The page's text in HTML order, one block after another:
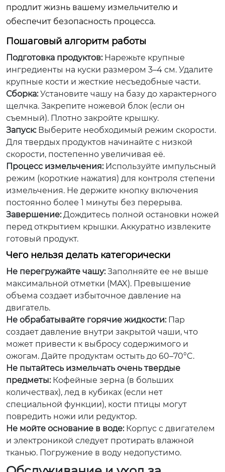
продлит жизнь вашему измельчителю и
обеспечит безопасность процесса.
Пошаговый алгоритм работы
Подготовка продуктов:Нарежьте крупные
ингредиенты на куски размером 3–4 см. Удалите
крупные кости и жесткие несъедобные части.
Сборка:Установите чашу на базу до характерного
щелчка. Закрепите ножевой блок (если он
съемный). Плотно закройте крышку.
Запуск:Выберите необходимый режим скорости.
Для твердых продуктов начинайте с низкой
скорости, постепенно увеличивая её.
Процесс измельчения:Используйте импульсный
режим (короткие нажатия) для контроля степени
измельчения. Не держите кнопку включения
постоянно более 1 минуты без перерыва.
Завершение:Дождитесь полной остановки ножей
перед открытием крышки. Аккуратно извлеките
готовый продукт.
Чего нельзя делать категорически
Не перегружайте чашу:Заполняйте ее не выше
максимальной отметки (MAX). Превышение
объема создает избыточное давление на
двигатель.
Не обрабатывайте горячие жидкости:Пар
создает давление внутри закрытой чаши, что
может привести к выбросу содержимого и
ожогам. Дайте продуктам остыть до 60–70°C.
Не пытайтесь измельчать очень твердые
предметы:Кофейные зерна (в больших
количествах), лед в кубиках (если нет
специальной функции), кости птицы могут
повредить ножи или редуктор.
Не мойте основание в воде:Корпус с двигателем
и электроникой следует протирать влажной
тканью. Погружение в воду недопустимо.